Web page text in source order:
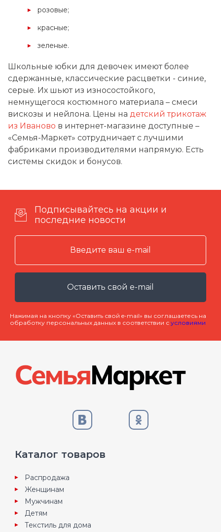
розовые;
красные;
зеленые.
Школьные юбки для девочек имеют более
сдержанные, классические расцветки - синие,
серые. Их шьют из износостойкого,
немнущегося костюмного материала – смеси
вискозы и нейлона. Цены на детский трикотаж
из Иваново в интернет-магазине доступные –
«Семья-Маркет» сотрудничает с лучшими
фабриками производителями напрямую. Есть
системы скидок и бонусов.
Подписывайтесь на акции и
последние новости
Оставить свой e-mail
Нажимая на кнопку «Оставить свой e-mail» вы соглашаетесь на
обработку персональных данных в соответствии с условиями
Каталог товаров
Распродажа
Женщинам
Мужчинам
Детям
Текстиль для дома